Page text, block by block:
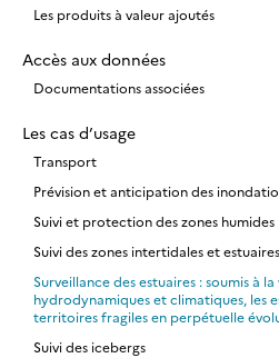
Les produits à valeur ajoutés
Accès aux données
Documentations associées
Les cas d’usage
Transport
Prévision et anticipation des
Suivi et protection des zones humides
Suivi des zones intertidales et estuaires
Surveillance des estuaires : soumis à
hydrodynamiques et climatiques, les
territoires fragiles en perpétuelle
Suivi des icebergs